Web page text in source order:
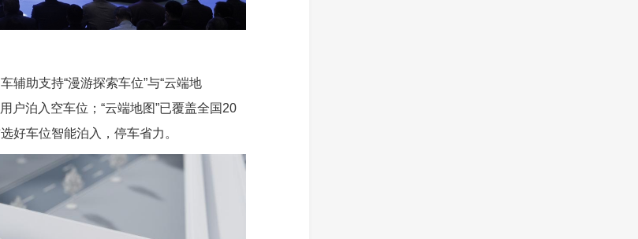
辅助支持“漫游探索车位”与“云端地
户泊入空车位；“云端地图”已覆盖全国20
好车位智能泊入，停车省力。